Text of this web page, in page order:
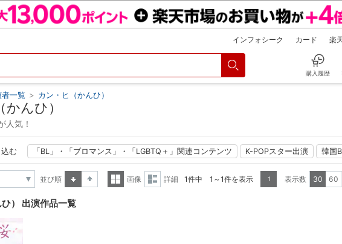
インフォシーク カード 楽
購入履歴
一覧 > カン・ヒ（かんひ）
んひ）
人気！
む 「BL」・「ブロマンス」・「LGBTQ＋」関連コンテンツ K-POPスター出演 韓国
並び順
画像
詳細 1件中 1～1件を表示 1 表示数 30 60
） 出演作品一覧